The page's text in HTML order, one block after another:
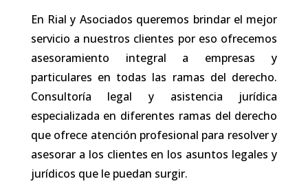
En Rial y Asociados queremos brindar el mejor
servicio a nuestros clientes por eso ofrecemos
asesoramiento integral a empresas y
particulares en todas las ramas del derecho.
Consultoría legal y asistencia jurídica
especializada en diferentes ramas del derecho
que ofrece atención profesional para resolver y
asesorar a los clientes en los asuntos legales y
jurídicos que le puedan surgir.